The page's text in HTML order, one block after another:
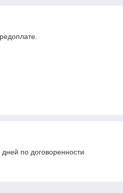
по договоренности